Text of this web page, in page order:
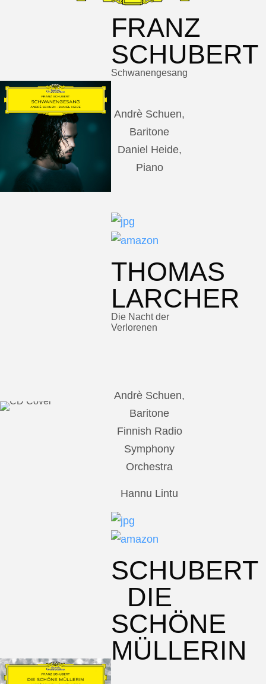
FRANZ
SCHUBERT
Schwanengesang
Andrè Schuen,
Baritone
Daniel Heide,
Piano
THOMAS
LARCHER
Die Nacht der
Verlorenen
Andrè Schuen,
Baritone
Finnish Radio
Symphony
Orchestra
Hannu Lintu
SCHUBERT
DIE
SCHÖNE
MÜLLERIN